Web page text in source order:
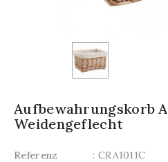
Aufbewahrungskorb
Weidengeflecht
Referenz : CRA1011C